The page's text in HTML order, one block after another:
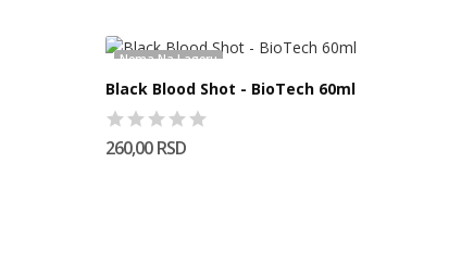
Nema Na Lageru
Black Blood Shot - BioTech 60ml
260,00 RSD